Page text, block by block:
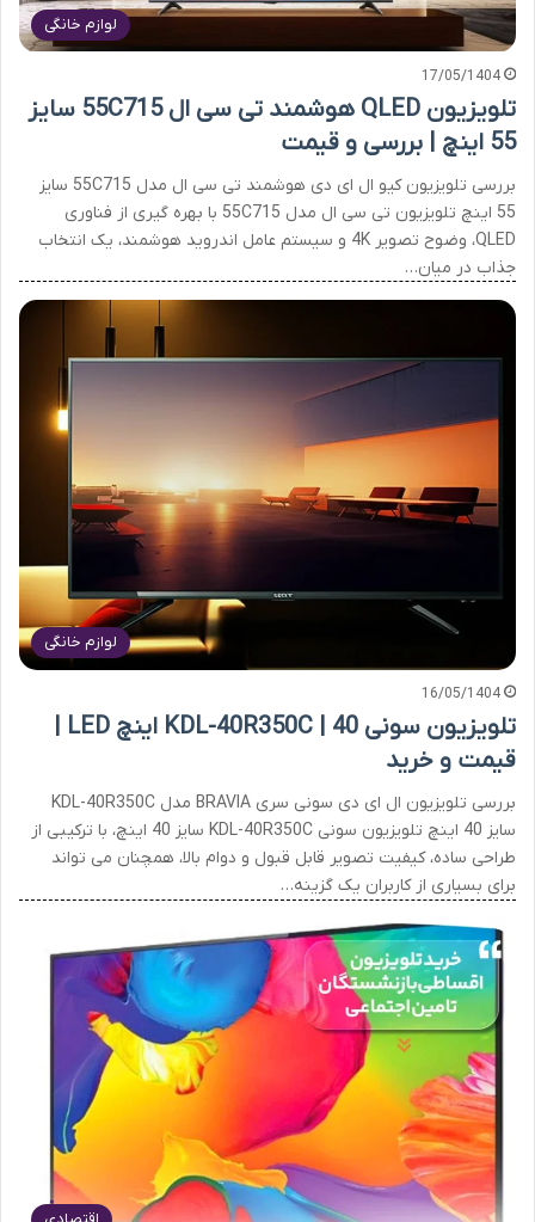
لوازم خانگی
17/05/1404
تلویزیون QLED هوشمند تی سی ال 55C715 سایز
55 اینچ | بررسی و قیمت
بررسی تلویزیون کیو ال ای دی هوشمند تی سی ال مدل 55C715 سایز
55 اینچ تلویزیون تی سی ال مدل 55C715 با بهره گیری از فناوری
QLED، وضوح تصویر 4K و سیستم عامل اندروید هوشمند، یک انتخاب
جذاب در میان…
لوازم خانگی
16/05/1404
قیمت و خرید
بررسی تلویزیون ال ای دی سونی سری BRAVIA مدل KDL-40R350C
سایز 40 اینچ تلویزیون سونی KDL-40R350C سایز 40 اینچ، با ترکیبی از
طراحی ساده، کیفیت تصویر قابل قبول و دوام بالا، همچنان می تواند
برای بسیاری از کاربران یک گزینه…